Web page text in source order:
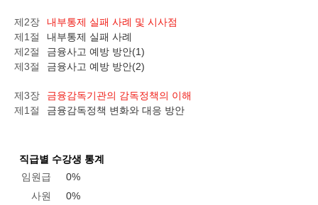
제2장
내부통제 실패 사례 및 시사점
제1절
내부통제 실패 사례
제2절
금융사고 예방 방안(1)
제3절
금융사고 예방 방안(2)
제3장
금융감독기관의 감독정책의 이해
제1절
금융감독정책 변화와 대응 방안
직급별 수강생 통계
임원급
0%
사원
0%